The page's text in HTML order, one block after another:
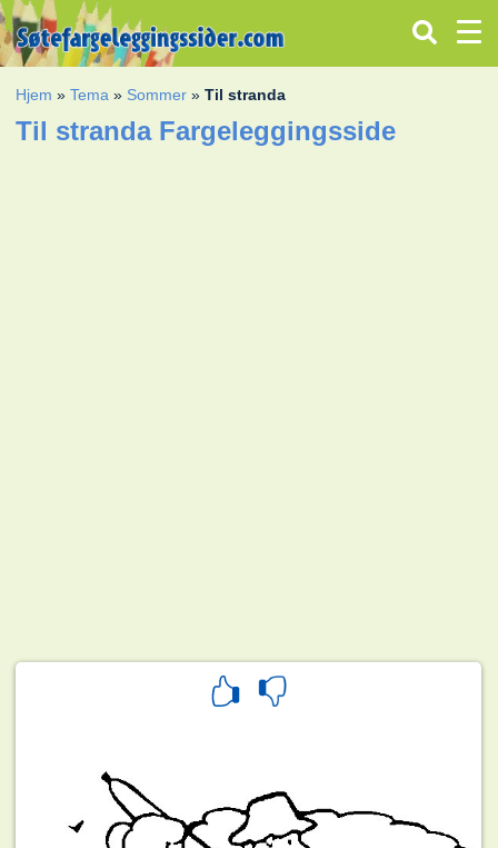
Hjem »Tema » Sommer »Til stranda
Til stranda Fargeleggingsside